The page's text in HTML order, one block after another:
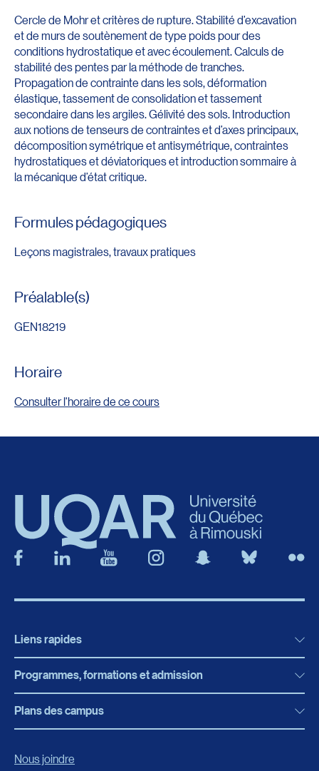
Cercle de Mohr et critères de rupture. Stabilité d’excavation
et de murs de soutènement de type poids pour des
conditions hydrostatique et avec écoulement. Calculs de
stabilité des pentes par la méthode de tranches.
Propagation de contrainte dans les sols, déformation
élastique, tassement de consolidation et tassement
secondaire dans les argiles. Gélivité des sols. Introduction
aux notions de tenseurs de contraintes et d’axes principaux,
décomposition symétrique et antisymétrique, contraintes
hydrostatiques et déviatoriques et introduction sommaire à
la mécanique d’état critique.
Formules pédagogiques
Leçons magistrales, travaux pratiques
Préalable(s)
GEN18219
Horaire
Consulter l'horaire de ce cours
Liens rapides
Actualités
Bibliothèque
Programmes, formations et admission
Programmes, formations et admission
Plans des campus
Nous joindre